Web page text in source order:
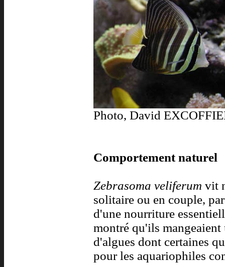
Photo, David
Comportement naturel
Zebrasoma veliferum vit
solitaire ou en couple,
d'une nourriture
montré qu'ils mangeaient
d'algues dont certaines
pour les aquariophiles